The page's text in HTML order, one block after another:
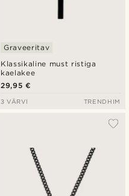
Klassikaline must ristiga
kaelakee
Graveeritav
29,95 €
3 VÄRVI TRENDHIM